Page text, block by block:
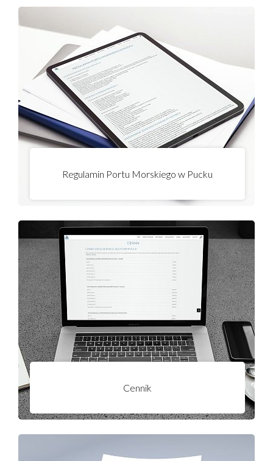
Basen Rybacki, ul. Morska 19. Basen Jachtowy, ul. Lipowa 1.
Regulamin Portu Morskiego w Pucku
Opłaty za udostępnienie infrastruktury portowej w celu postoju statku
Użytkownika, zwane dalej „opłatami postojowymi”, pobierane są w zależności
od rodzaju statku i jego długości całkowitej oraz czasu korzystania z
Cennik
Deklarację można złożyć w bosmanacie Port Puck lub odesłać na adres e-